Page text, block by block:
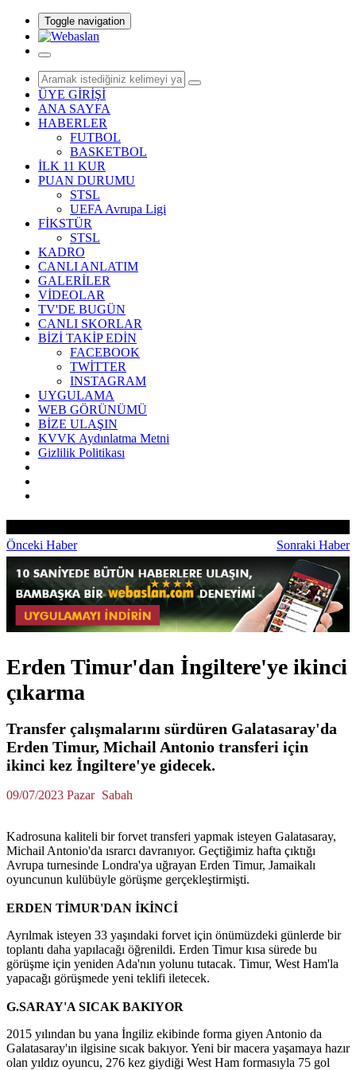
Toggle navigation
ÜYE GİRİŞİ
ANA SAYFA
HABERLER
FUTBOL
BASKETBOL
İLK 11 KUR
PUAN DURUMU
STSL
UEFA Avrupa Ligi
FİKSTÜR
STSL
KADRO
CANLI ANLATIM
GALERİLER
VİDEOLAR
TV'DE BUGÜN
CANLI SKORLAR
BİZİ TAKİP EDİN
FACEBOOK
TWİTTER
INSTAGRAM
UYGULAMA
WEB GÖRÜNÜMÜ
BİZE ULAŞIN
KVVK Aydınlatma Metni
Gizlilik Politikası
Önceki Haber Sonraki Haber
Erden Timur'dan İngiltere'ye ikinci
çıkarma
Transfer çalışmalarını sürdüren Galatasaray'da
Erden Timur, Michail Antonio transferi için
ikinci kez İngiltere'ye gidecek.
09/07/2023 Pazar Sabah
Kadrosuna kaliteli bir forvet transferi yapmak isteyen Galatasaray,
Michail Antonio'da ısrarcı davranıyor. Geçtiğimiz hafta çıktığı
Avrupa turnesinde Londra'ya uğrayan Erden Timur, Jamaikalı
oyuncunun kulübüyle görüşme gerçekleştirmişti.
ERDEN TİMUR'DAN İKİNCİ
Ayrılmak isteyen 33 yaşındaki forvet için önümüzdeki günlerde bir
toplantı daha yapılacağı öğrenildi. Erden Timur kısa sürede bu
görüşme için yeniden Ada'nın yolunu tutacak. Timur, West Ham'la
yapacağı görüşmede yeni teklifi iletecek.
G.SARAY'A SICAK BAKIYOR
2015 yılından bu yana İngiliz ekibinde forma giyen Antonio da
Galatasaray'ın ilgisine sıcak bakıyor. Yeni bir macera yaşamaya hazır
olan yıldız oyuncu, 276 kez giydiği West Ham formasıyla 75 gol